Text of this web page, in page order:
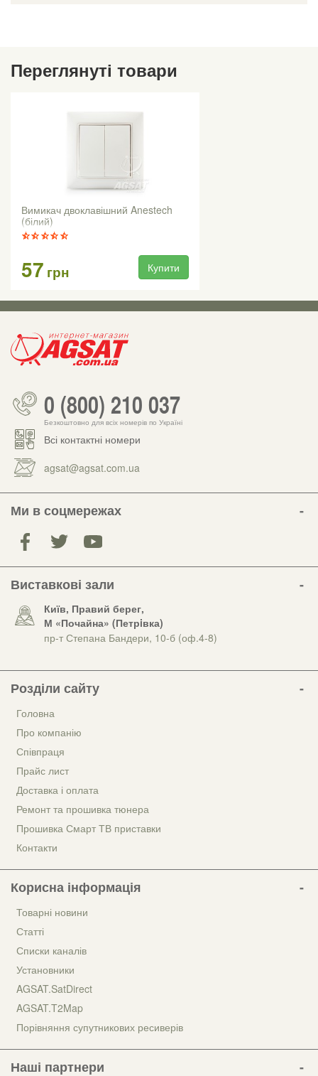
Переглянуті товари
Вимикач двоклавішний Anestech
(білий)
57 грн Купити
0 (800) 210 037
Безкоштовно для всіх номерів по Україні
Всі контактні номери
agsat@agsat.com.ua
Ми в соцмережах
Виставкові зали
Київ, Правий берег,
М «Почайна» (Петрiвка)
пр-т Степана Бандери, 10-б (оф.4-8)
Розділи сайту
Головна
Про компанію
Співпраця
Прайс лист
Доставка і оплата
Ремонт та прошивка тюнера
Прошивка Смарт ТВ приставки
Контакти
Корисна інформація
Товарні новини
Статті
Списки каналів
Установники
AGSAT.SatDirect
AGSAT.T2Map
Порівняння супутникових ресиверів
Наші партнери